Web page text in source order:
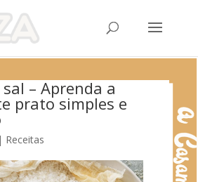
– Aprenda a
prato simples e
| Receitas